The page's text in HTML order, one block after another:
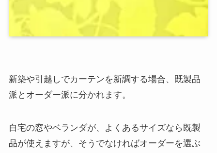
新築や引越しでカーテンを新調する場合、既製品
派とオーダー派に分かれます。
自宅の窓やベランダが、よくあるサイズなら既製
品が使えますが、そうでなければオーダーを選ぶ